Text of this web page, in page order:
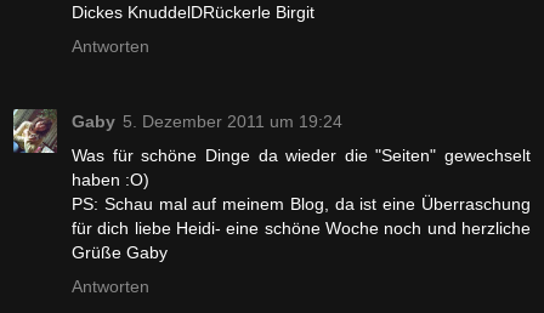
Dickes KnuddelDRückerle Birgit
Antworten
Gaby 5. Dezember 2011 um 19:24
Was für schöne Dinge da wieder die "Seiten" gewechselt
haben :O)
PS: Schau mal auf meinem Blog, da ist eine Überraschung
für dich liebe Heidi- eine schöne Woche noch und herzliche
Grüße Gaby
Antworten